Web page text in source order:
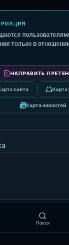
только в
НАПРАВИТЬ
сайта Карта
Карта новостей
Поиск